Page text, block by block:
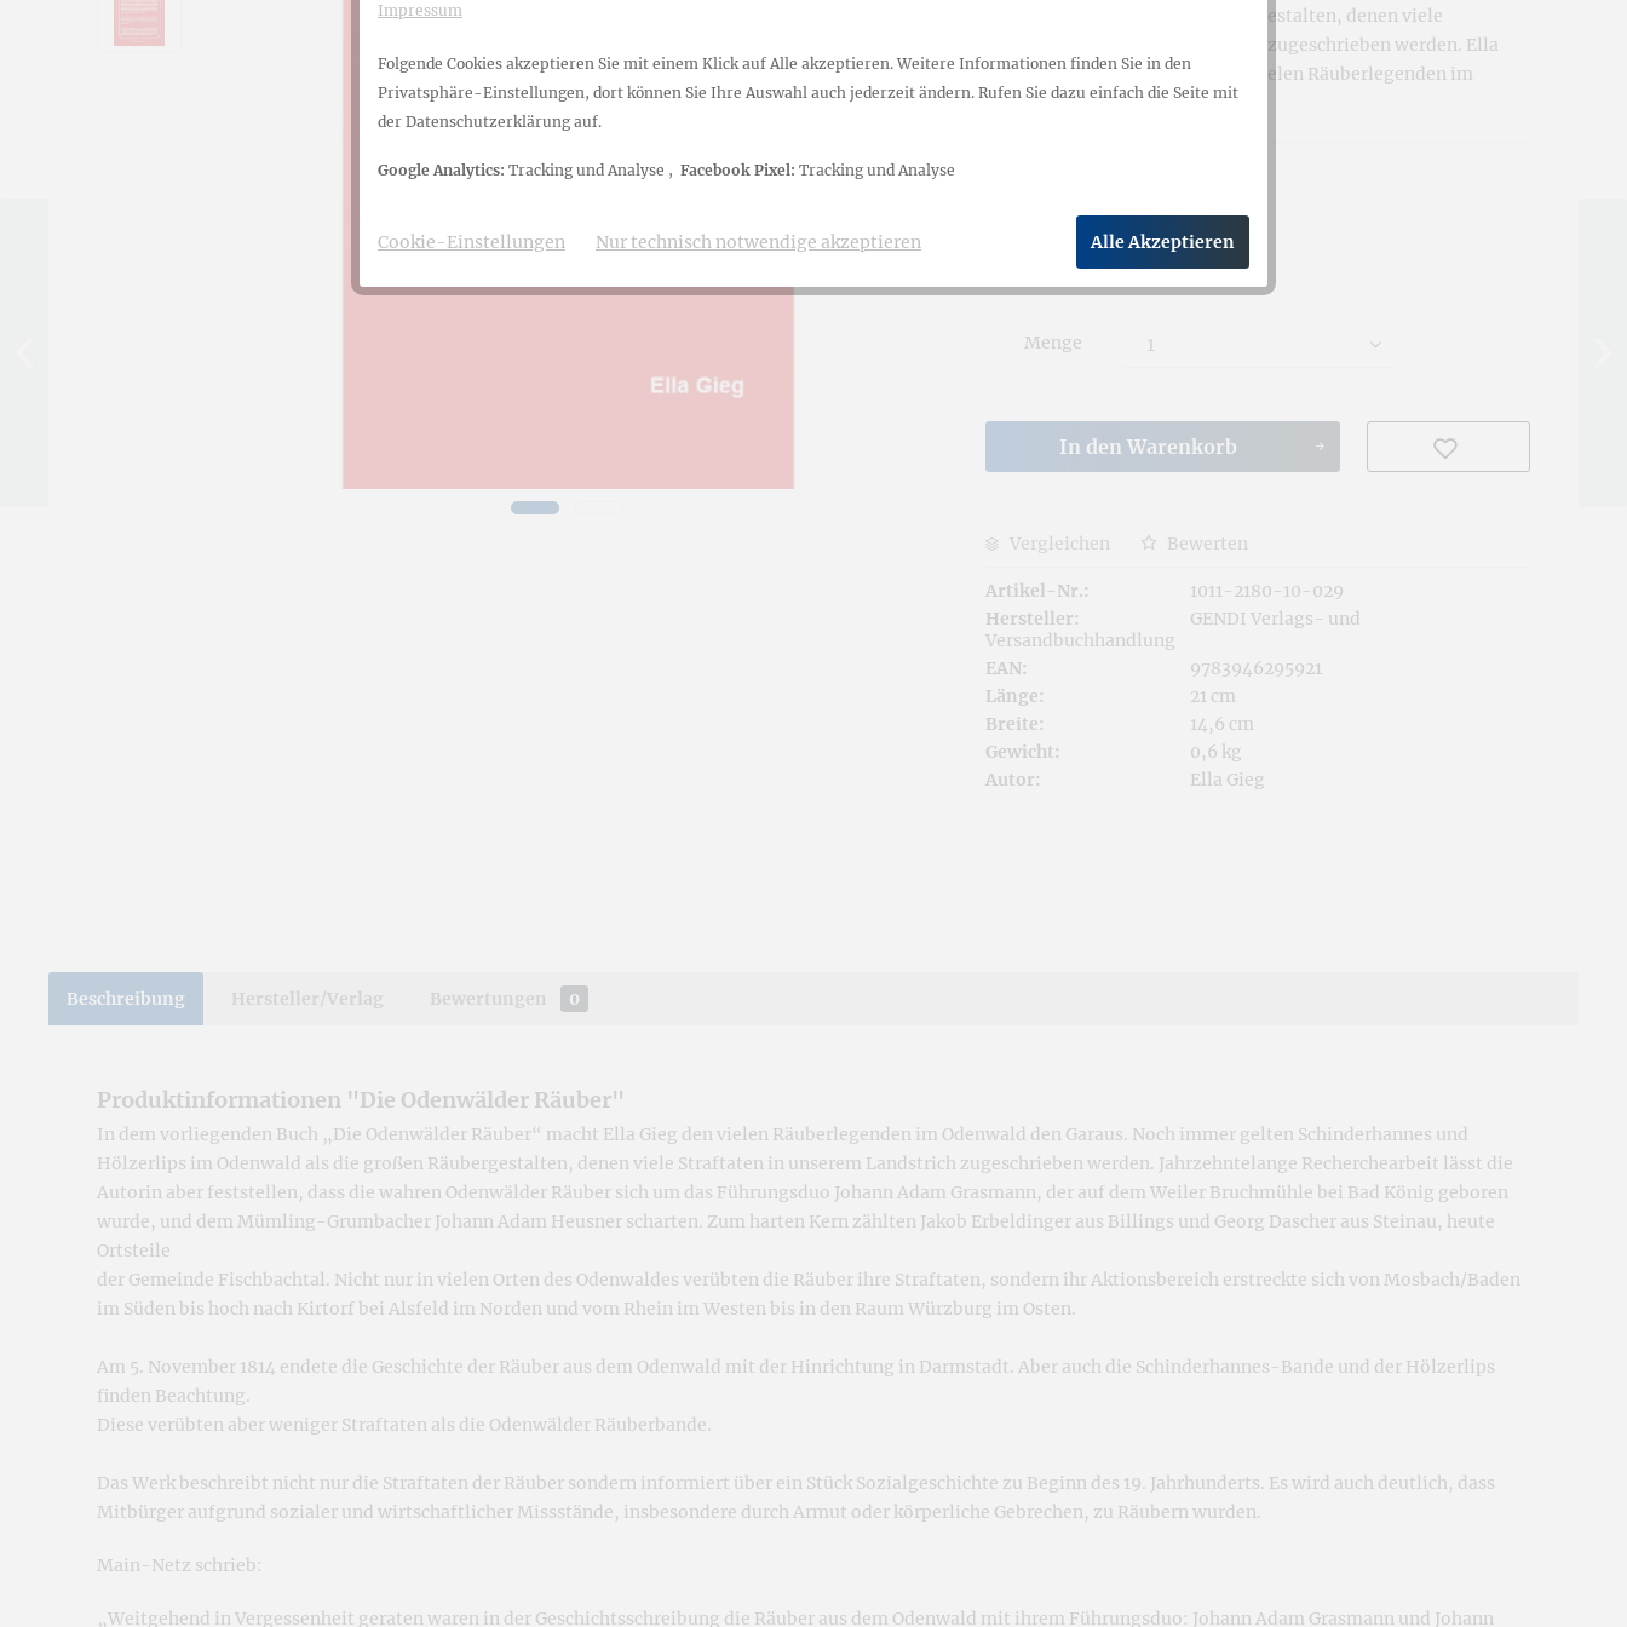
Antiquariat
WGGF
Odenwald als die großen Räubergestalten, denen viele
Straftaten in unserem Landstrich zugeschrieben werden. Ella
Gieg macht in diesem Buch den vielen Räuberlegenden im
Odenwald den Garaus.
zzgl. Versandkosten
Lieferzeit 2 - 5 Werktage
Menge
In den Warenkorb
Vergleichen Bewerten
Artikel-Nr.:
1011-2180-10-029
Hersteller:
GENDI Verlags- und
Versandbuchhandlung
EAN:
9783946295921
Länge:
21 cm
Breite:
14,6 cm
Gewicht:
0,6 kg
Autor:
Ella Gieg
Beschreibung Hersteller/Verlag Bewertungen 0
Produktinformationen "Die Odenwälder Räuber"
In dem vorliegenden Buch „Die Odenwälder Räuber“ macht Ella Gieg den vielen Räuberlegenden im Odenwald den Garaus. Noch immer gelten Schinderhannes und
Hölzerlips im Odenwald als die großen Räubergestalten, denen viele Straftaten in unserem Landstrich zugeschrieben werden. Jahrzehntelange Recherchearbeit lässt die
Autorin aber feststellen, dass die wahren Odenwälder Räuber sich um das Führungs­duo Johann Adam Grasmann, der auf dem Weiler Bruchmühle bei Bad König geboren
wurde, und dem Mümling-Grumbacher Johann Adam Heusner scharten. Zum harten Kern zählten Jakob Erbeldinger aus Billings und Georg Dascher aus Steinau, heute
Ortsteile
der Gemeinde Fischbachtal. Nicht nur in vielen Orten des Odenwaldes verübten die Räuber ihre Straftaten, sondern ihr Aktionsbereich erstreckte sich von Mosbach/Baden
im Süden bis hoch nach Kirtorf bei Alsfeld im Norden und vom Rhein im Westen bis in den Raum Würzburg im Osten.
Am 5. November 1814 endete die Geschichte der Räuber aus dem Odenwald mit der Hinrichtung in Darmstadt. Aber auch die Schinderhannes-Bande und der Hölzerlips
finden Beachtung.
Diese verübten aber weniger Straftaten als die Odenwälder Räuberbande.
Das Werk beschreibt nicht nur die Straftaten der Räuber sondern informiert über ein Stück Sozialgeschichte zu Beginn des 19. Jahrhunderts. Es wird auch deutlich, dass
Mitbürger aufgrund sozialer und wirtschaftlicher Missstände, insbesondere durch Armut oder körperliche Gebrechen, zu Räubern wurden.
Main-Netz schrieb:
„Weitgehend in Vergessenheit geraten waren in der Geschichtsschreibung die Räuber aus dem Odenwald mit ihrem Führungsduo: Johann Adam Grasmann und Johann
Impressum
Folgende Cookies akzeptieren Sie mit einem Klick auf Alle akzeptieren. Weitere Informationen finden Sie in den
Privatsphäre-Einstellungen, dort können Sie Ihre Auswahl auch jederzeit ändern. Rufen Sie dazu einfach die Seite mit
der Datenschutzerklärung auf.
Google Analytics: Tracking und Analyse , Facebook Pixel: Tracking und Analyse
Cookie-Einstellungen Nur technisch notwendige akzeptieren Alle Akzeptieren